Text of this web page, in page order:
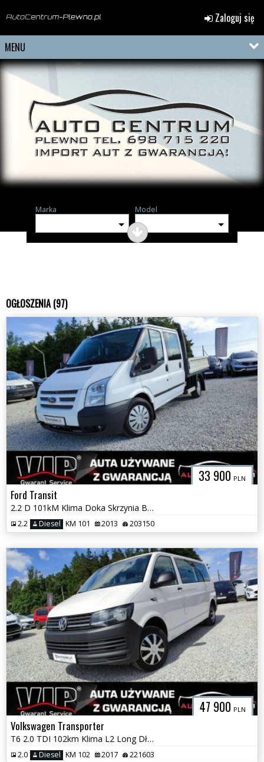
Zaloguj się
MENU
Marka Model
OGŁOSZENIA (97)
33 900 PLN
Ford Transit
2.2 D 101kM Klima Doka Skrzynia Brygadówka Dubel Kabina 6 osób
2.2 Diesel KM 101 2013 203150
47 900 PLN
Volkswagen Transporter
T6 2.0 TDI 102km Klima L2 Long Długi Brygadówka Dubel Kabina GWARANCJA
2.0 Diesel KM 102 2017 221603